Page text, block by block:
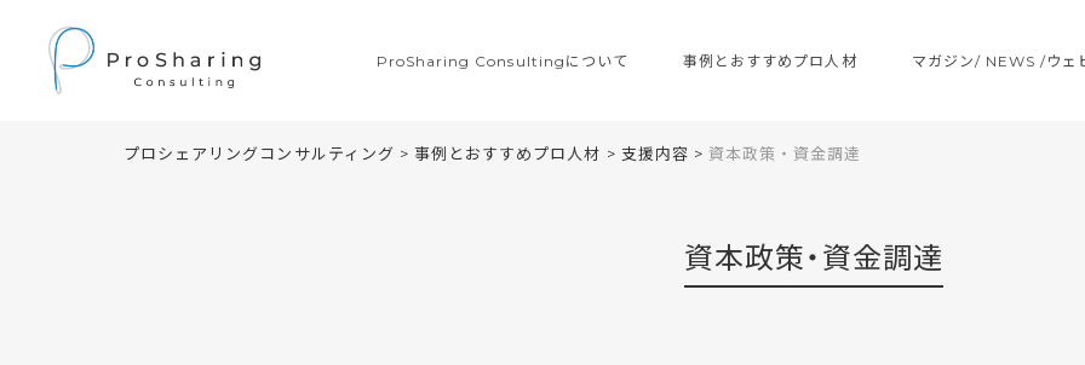
ProSharing Consultingについて 事例とおすすめプロ人材 マガジン/ NEWS /ウェ
プロシェアリングコンサルティング > 事例とおすすめプロ人材 > 支援内容 >資本政策・資金調達
資本政策・資金調達